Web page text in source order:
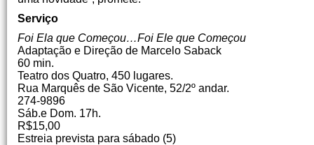
Serviço
Foi Ela que Começou…Foi Ele que Começou
Adaptação e Direção de Marcelo Saback
60 min.
Teatro dos Quatro, 450 lugares.
Rua Marquês de São Vicente, 52/2º andar.
274-9896
Sáb.e Dom. 17h.
R$15,00
Estreia prevista para sábado (5)